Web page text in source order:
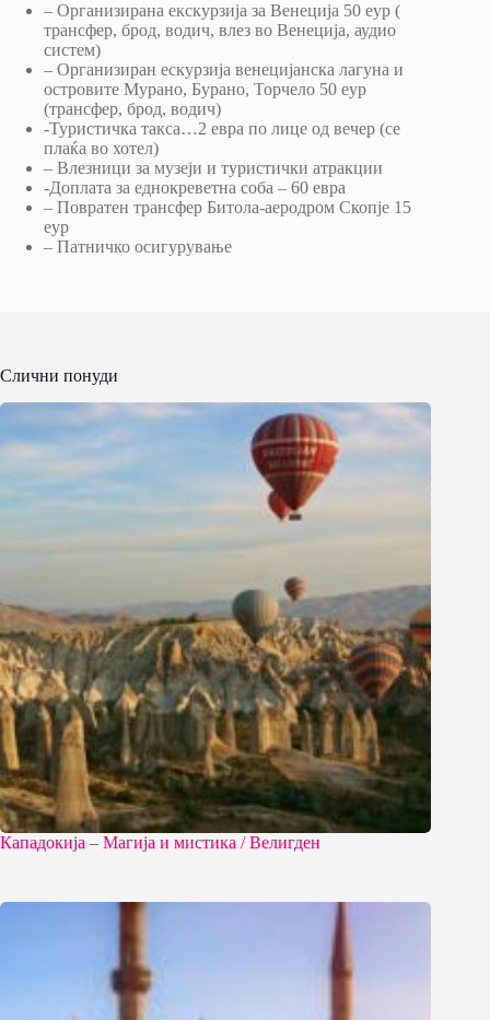
– Организирана екскурзија за Венеција 50 еур (
трансфер, брод, водич, влез во Венеција, аудио
систем)
– Организиран ескурзија венецијанска лагуна и
островите Мурано, Бурано, Торчело 50 еур
(трансфер, брод, водич)
-Туристичка такса…2 евра по лице од вечер (се
плаќа во хотел)
– Влезници за музеји и туристички атракции
-Доплата за еднокреветна соба – 60 евра
– Повратен трансфер Битола-аеродром Скопје 15
еур
– Патничко осигурување
Слични понуди
Кападокија – Магија и мистика / Велигден